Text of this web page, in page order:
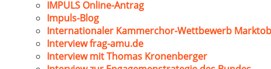
IMPULS Online-Antrag
Impuls-Blog
Internationaler Kammerchor-Wettbewerb
Interview frag-amu.de
Interview mit Thomas Kronenberger